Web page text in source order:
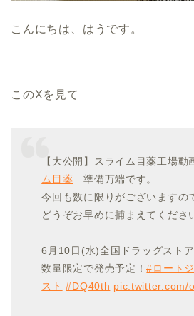
こんにちは、はうです。
このXを見て
【大公開】スライム目薬工場動
ム目薬 準備万端です。
今回も数に限りがございますの
どうぞお早めに捕まえてくださ
6月10日(水)全国ドラッグスト
数量限定で発売予定！#ロート
スト #DQ40th pic.twitter.com/